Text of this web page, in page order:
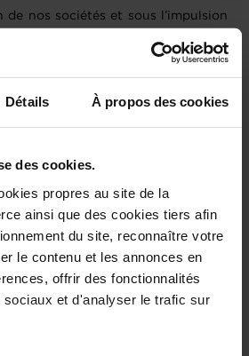
Détails À propos des cookies
des cookies.
propres au site de la
ainsi que des cookies tiers afin
du site, reconnaître votre
le contenu et les annonces en
offrir des fonctionnalités
et d'analyser le trafic sur
de nos sociétés et sous l’impulsion
des entreprises. Il constitue
partie des travailleurs viennent des
par le droit du travail
du télétravail
à la sécurité sociale du télétravail
et formalités administratives à